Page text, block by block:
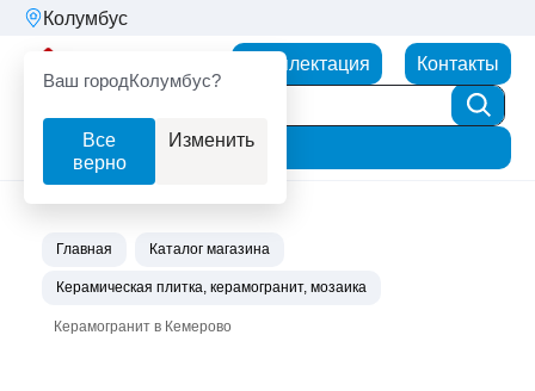
Колумбус
Ваш городКолумбус?
Все
верно
Изменить
Комплектация Контакты
Фильтр
Главная Каталог магазина
Керамическая плитка, керамогранит, мозаика
Керамогранит в Кемерово